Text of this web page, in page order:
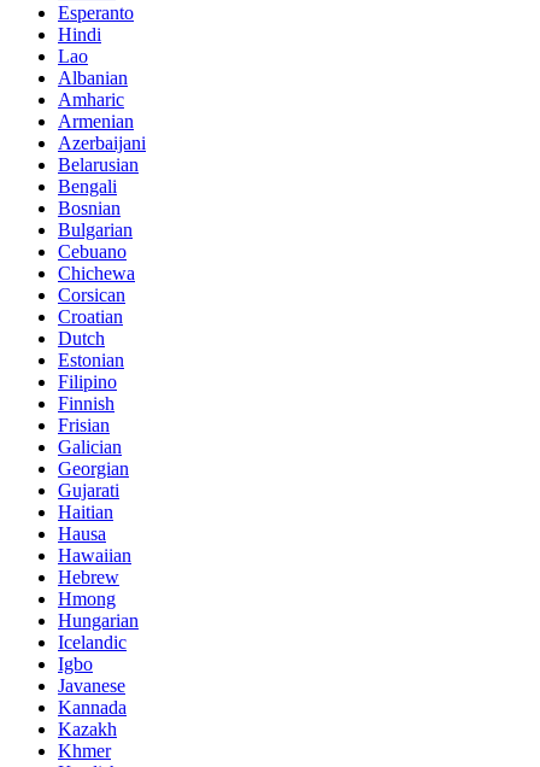
Esperanto
Hindi
Lao
Albanian
Amharic
Armenian
Azerbaijani
Belarusian
Bengali
Bosnian
Bulgarian
Cebuano
Chichewa
Corsican
Croatian
Dutch
Estonian
Filipino
Finnish
Frisian
Galician
Georgian
Gujarati
Haitian
Hausa
Hawaiian
Hebrew
Hmong
Hungarian
Icelandic
Igbo
Javanese
Kannada
Kazakh
Khmer